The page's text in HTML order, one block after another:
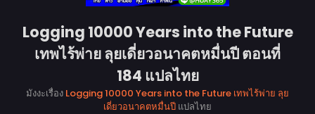
Logging 10000 Years into the Future
เทพไร้พ่าย ลุยเดี่ยวอนาคตหมื่นปี ตอนที่
184 แปลไทย
มังงะเรื่อง Logging 10000 Years into the Future เทพไร้พ่าย ลุย
เดี่ยวอนาคตหมื่นปี แปลไทย